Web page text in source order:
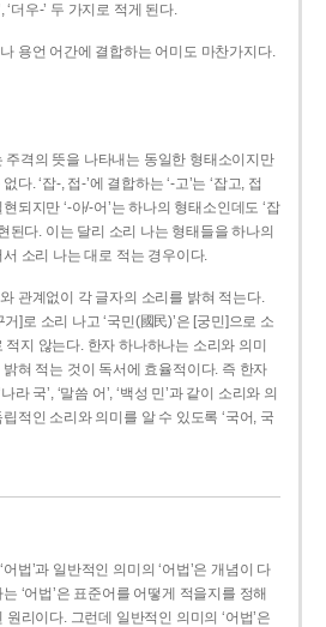
‘더우-’ 두 가지로 적게 된다.
용언 어간에 결합하는 어미도 마찬가지다.
주격의 뜻을 나타내는 동일한 형태소이지만
다. ‘잡-, 접-’에 결합하는 ‘-고’는 ‘잡고, 접
되지만 ‘-아/-어’는 하나의 형태소인데도 ‘잡
된다. 이는 달리 소리 나는 형태들을 하나의
소리 나는 대로 적는 경우이다.
관계없이 각 글자의 소리를 밝혀 적는다.
거]로 소리 나고 ‘국민(國民)’은 [궁민]으로 소
적지 않는다. 한자 하나하나는 소리와 의미
혀 적는 것이 독서에 효율적이다. 즉 한자
나라 국’, ‘말씀 어’, ‘백성 민’과 같이 소리와 의
적인 소리와 의미를 알 수 있도록 ‘국어, 국
법’과 일반적인 의미의 ‘어법’은 개념이 다
‘어법’은 표준어를 어떻게 적을지를 정해
리이다. 그런데 일반적인 의미의 ‘어법’은